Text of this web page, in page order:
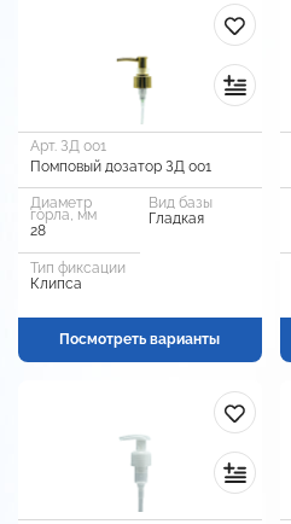
Арт. ЗД 001
Помповый дозатор ЗД 001
Диаметр
горла, мм
28
Вид базы
Гладкая
Тип фиксации
Клипса
Посмотреть варианты